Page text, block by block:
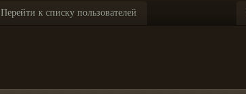
Перейти к списку пользователей